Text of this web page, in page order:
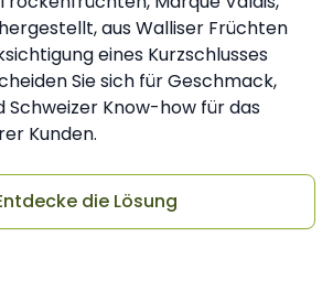
aus Walliser Früchten
eines Kurzschlusses
Sie sich für Geschmack,
Schweizer Know-how für das
Kunden.
die Lösung